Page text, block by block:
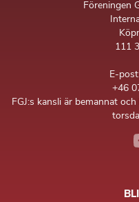
Föreningen
111
E-
+46
FGJ:s kansli är bemannat